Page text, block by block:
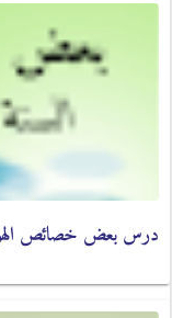
درس بعض خصائص الهواء